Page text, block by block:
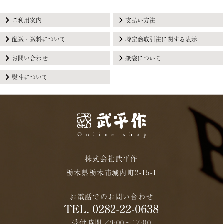
ご利用案内 支払い方法
配送・送料について 特定商取引法に関する表示
お問い合わせ 紙袋について
熨斗について
株式会社武平作
栃木県栃木市城内町2-15-1
お電話でのお問い合わせ
TEL. 0282-22-0638
受付時間／9:00〜17:00